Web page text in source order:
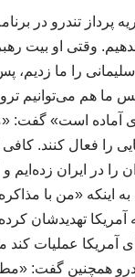
تندرو در
وقتی او بیت
را ما زدیم،
ما هم می‌توانیم
آماده است» گفت:
را فعال کنند.
در ایران زده‌ایم
اینکه «من با
تهدیدشان کرده
آمریکا عملیات
همچنین گفت: